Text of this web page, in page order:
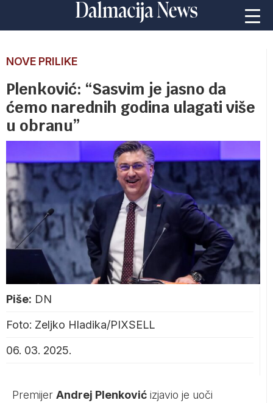
NOVE PRILIKE
Plenković: “Sasvim je jasno da
ćemo narednih godina ulagati više
u obranu”
Piše: DN
Foto: Zeljko Hladika/PIXSELL
06. 03. 2025.
Premijer Andrej Plenković izjavio je uoči